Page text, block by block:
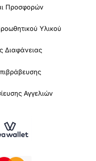
Προσφορών
Υλικού
Διαφάνειας
Αγγελιών